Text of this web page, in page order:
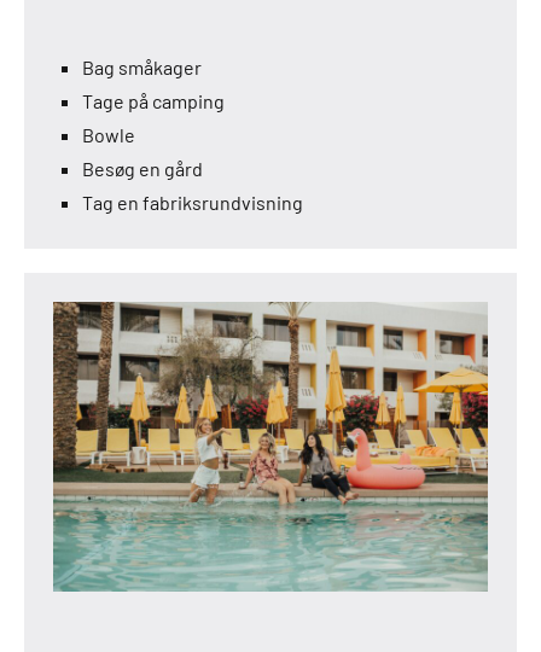
Bag småkager
Tage på camping
Bowle
Besøg en gård
Tag en fabriksrundvisning